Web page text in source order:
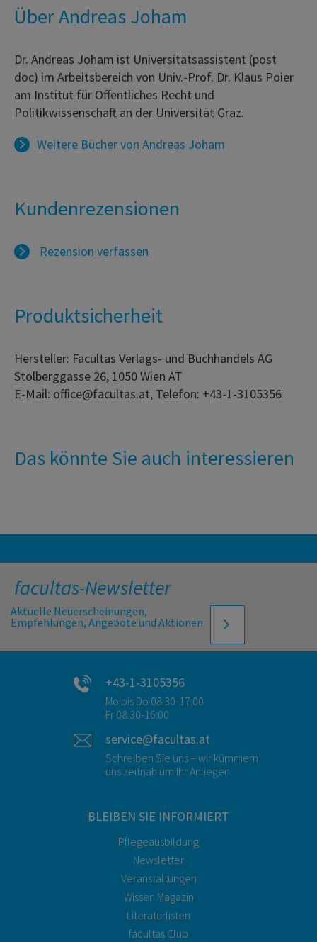
Über Andreas Joham
Dr. Andreas Joham ist Universitätsassistent (post
doc) im Arbeitsbereich von Univ.-Prof. Dr. Klaus Poier
am Institut für Öffentliches Recht und
Politikwissenschaft an der Universität Graz.
Weitere Bücher von Andreas Joham
Kundenrezensionen
Rezension verfassen
Produktsicherheit
Hersteller: Facultas Verlags- und Buchhandels AG
Stolberggasse 26, 1050 Wien AT
E-Mail: office@facultas.at, Telefon: +43-1-3105356
Das könnte Sie auch interessieren
facultas-Newsletter
Aktuelle Neuerscheinungen,
Empfehlungen, Angebote und Aktionen
+43-1-3105356
Mo bis Do 08:30-17:00
Fr 08:30-16:00
service@facultas.at
Schreiben Sie uns – wir kümmern
uns zeitnah um Ihr Anliegen.
BLEIBEN SIE INFORMIERT
Pflegeausbildung
Newsletter
Veranstaltungen
Wissen Magazin
Literaturlisten
facultas Club